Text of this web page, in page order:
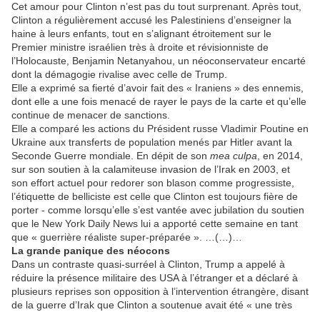
Cet amour pour Clinton n’est pas du tout surprenant. Après tout,
Clinton a régulièrement accusé les Palestiniens d’enseigner la
haine à leurs enfants, tout en s’alignant étroitement sur le
Premier ministre israélien très à droite et révisionniste de
l’Holocauste, Benjamin Netanyahou, un néoconservateur encarté
dont la démagogie rivalise avec celle de Trump.
Elle a exprimé sa fierté d’avoir fait des « Iraniens » des ennemis,
dont elle a une fois menacé de rayer le pays de la carte et qu’elle
continue de menacer de sanctions.
Elle a comparé les actions du Président russe Vladimir Poutine en
Ukraine aux transferts de population menés par Hitler avant la
Seconde Guerre mondiale. En dépit de son mea culpa , en 2014,
sur son soutien à la calamiteuse invasion de l’Irak en 2003, et
son effort actuel pour redorer son blason comme progressiste,
l’étiquette de belliciste est celle que Clinton est toujours fière de
porter - comme lorsqu’elle s’est vantée avec jubilation du soutien
que le New York Daily News lui a apporté cette semaine en tant
que « guerrière réaliste super-préparée ». …(…)…
La grande panique des néocons
Dans un contraste quasi-surréel à Clinton, Trump a appelé à
réduire la présence militaire des USA à l’étranger et a déclaré à
plusieurs reprises son opposition à l’intervention étrangère, disant
de la guerre d’Irak que Clinton a soutenue avait été « une très